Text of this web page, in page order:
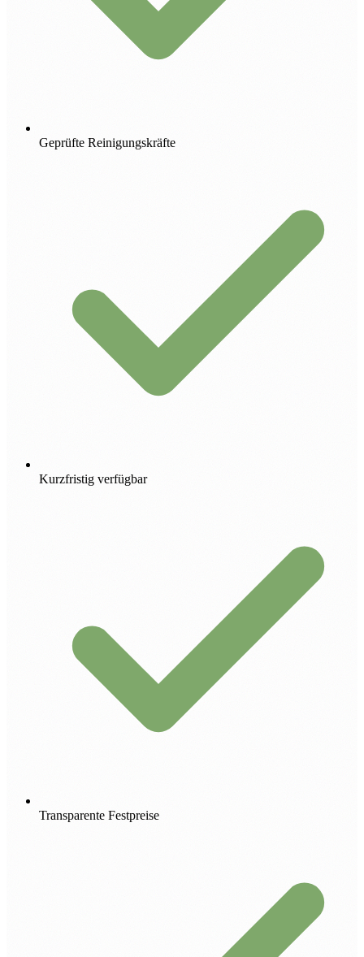
Geprüfte Reinigungskräfte
Kurzfristig verfügbar
Transparente Festpreise